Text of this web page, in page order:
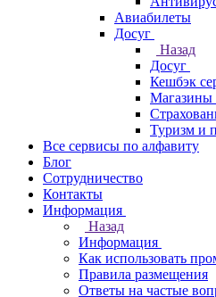
Авиабилеты
Досуг
Назад
Досуг
Кешбэк
Магазины
Туризм и
Все сервисы по алфавиту
Блог
Сотрудничество
Контакты
Информация
Назад
Информация
Как использовать
Правила размещения
Ответы на частые